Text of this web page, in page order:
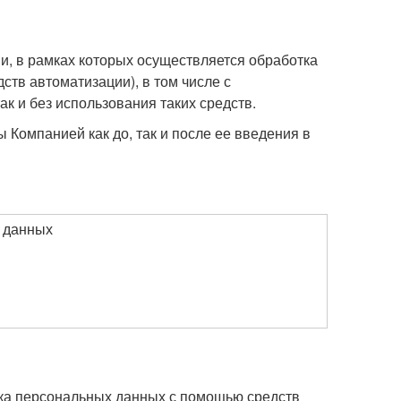
в рамках которых осуществляется обработка
автоматизации), в том числе с
и без использования таких средств.
как до, так и после ее введения в
персональных данных с помощью средств